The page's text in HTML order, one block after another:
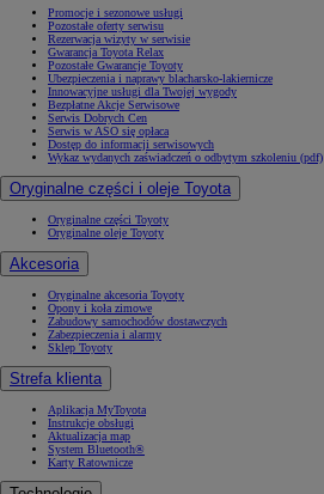
Promocje i sezonowe usługi
Pozostałe oferty serwisu
Rezerwacja wizyty w serwisie
Gwarancja Toyota Relax
Pozostałe Gwarancje Toyoty
Ubezpieczenia i naprawy blacharsko-lakiernicze
Innowacyjne usługi dla Twojej wygody
Bezpłatne Akcje Serwisowe
Serwis Dobrych Cen
Serwis w ASO się opłaca
Dostęp do informacji serwisowych
Wykaz wydanych zaświadczeń o odbytym szkoleniu (pdf)
Oryginalne części i oleje Toyota
Oryginalne części Toyoty
Oryginalne oleje Toyoty
Akcesoria
Oryginalne akcesoria Toyoty
Opony i koła zimowe
Zabudowy samochodów dostawczych
Zabezpieczenia i alarmy
Sklep Toyoty
Strefa klienta
Aplikacja MyToyota
Instrukcje obsługi
Aktualizacja map
System Bluetooth®
Karty Ratownicze